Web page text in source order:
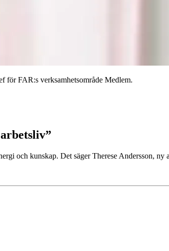
för FAR:s verk­samhetsområde Medlem.
och kunskap. Det säger Therese Andersson,